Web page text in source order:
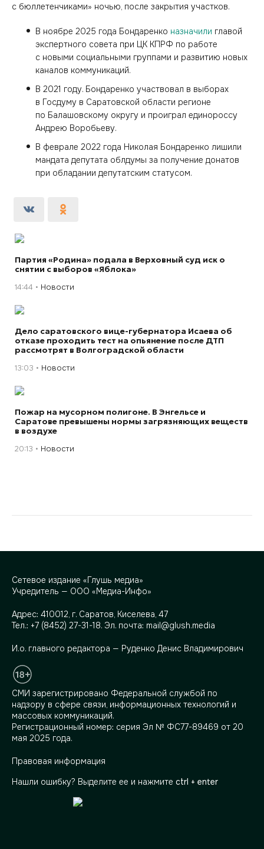
с бюллетенчиками» ночью, после закрытия участков.
В ноябре 2025 года Бондаренко назначили главой
экспертного совета при ЦК КПРФ по работе
с новыми социальными группами и развитию новых
каналов коммуникаций.
В 2021 году. Бондаренко участвовал в выборах
в Госдуму в Саратовской области регионе
по Балашовскому округу и проиграл единороссу
Андрею Воробьеву.
В феврале 2022 года Николая Бондаренко лишили
мандата депутата облдумы за получение донатов
при обладании депутатским статусом.
Партия «Родина» подала в Верховный суд иск о
снятии с выборов «Яблока»
14:44 Новости
Дело саратовского вице-губернатора Исаева об
отказе проходить тест на опьянение после ДТП
рассмотрят в Волгоградской области
13:03 Новости
Пожар на мусорном полигоне. В Энгельсе и
Саратове превышены нормы загрязняющих веществ
в воздухе
20:13 Новости
Сетевое издание «Глушь медиа»
Учредитель — ООО «Медиа-Инфо»
Адрес: 410012, г. Саратов, Киселева, 47
Тел.: +7 (8452) 27-31-18. Эл. почта: mail@glush.media
И.о. главного редактора — Руденко Денис Владимирович
СМИ зарегистрировано Федеральной службой по
надзору в сфере связи, информационных технологий и
массовых коммуникаций.
Регистрационный номер: серия Эл № ФС77-89469 от 20
мая 2025 года.
Правовая информация
Нашли ошибку? Выделите ее и нажмите ctrl + enter